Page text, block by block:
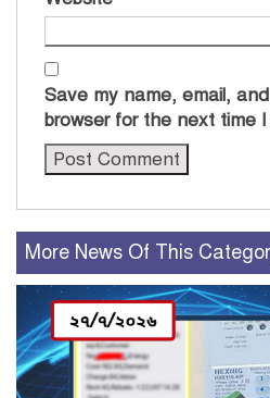
Save my name, email,
browser for the next time
More News Of This